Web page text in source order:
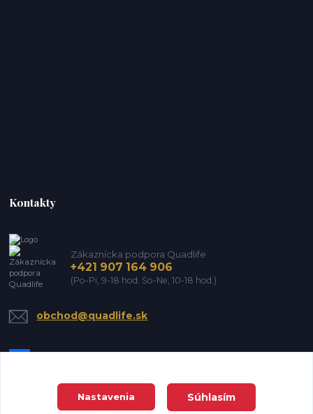
Kontakty
Zákaznícka podpora Quadlife
+421 907 164 906
(Po-Pi, 9-18 hod. So-Ne, 10-18 hod.)
obchod@quadlife.sk
Nastavenia Súhlasím